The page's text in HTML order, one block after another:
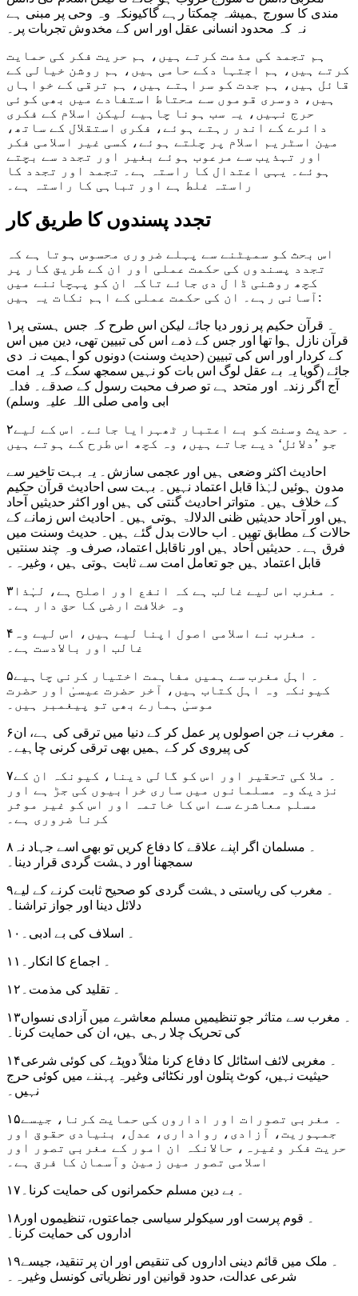
مندی کا سورج ہمیشہ چمکتا رہے گاکیونکہ وہ وحی پر مبنی ہے
نہ کہ محدود انسانی عقل اور اس کے مخدوش تجربات پر۔
ہم تجمد کی مذمت کرتے ہیں، ہم حریت فکر کی حمایت
کرتے ہیں، ہم اجتہا دکے حامی ہیں، ہم روشن خیالی کے
قائل ہیں، ہم جدت کو سراہتے ہیں، ہم ترقی کے خواہاں
ہیں، دوسری قوموں سے محتاط استفادے میں بھی کوئی
حرج نہیں، یہ سب ہونا چاہیے لیکن اسلام کے فکری
دائرے کے اندر رہتے ہوئے، فکری استقلال کے ساتھ،
مین اسٹریم اسلام پر چلتے ہوئے، کسی غیر اسلامی فکر
اور تہذیب سے مرعوب ہوئے بغیر اور تجدد سے بچتے
ہوئے۔ یہی اعتدال کا راستہ ہے۔ تجمد اور تجدد کا
راستہ غلط ہے اور تباہی کا راستہ ہے۔
تجدد پسندوں کا طریق کار
اس بحث کو سمیٹنے سے پہلے ضروری محسوس ہوتا ہے کہ
تجدد پسندوں کی حکمت عملی اور ان کے طریق کار پر
کچھ روشنی ڈا ل دی جائے تاکہ ان کو پہچاننے میں
آسانی رہے۔ ان کی حکمت عملی کے اہم نکات یہ ہیں:
۱۔ قرآن حکیم پر زور دیا جائے لیکن اس طرح کہ جس ہستی پر
قرآن نازل ہوا تھا اور جس کے ذمے اس کی تبیین تھی، دین میں اس
کے کردار اور اس کی تبیین (حدیث وسنت) دونوں کو اہمیت نہ دی
جائے (گویا یہ بے عقل لوگ اس بات کو نہیں سمجھ سکے کہ یہ امت
آج اگر زندہ اور متحد ہے تو صرف محبت رسول کے صدقے۔ فداہ
ابی وامی صلی اللہ علیہ وسلم)
۲۔ حدیث وسنت کو بے اعتبار ٹھہرایا جائے۔ اس کے لیے
جو ’دلائل‘ دیے جاتے ہیں، وہ کچھ اس طرح کے ہوتے ہیں
احادیث اکثر وضعی ہیں اور عجمی سازش۔ یہ بہت تاخیر سے
مدون ہوئیں لہٰذا قابل اعتماد نہیں۔ بہت سی احادیث قرآن حکیم
کے خلاف ہیں۔ متواتر احادیث گنتی کی ہیں اور اکثر حدیثیں آحاد
ہیں اور آحاد حدیثیں ظنی الدلالۃ ہوتی ہیں۔ احادیث اس زمانے کے
حالات کے مطابق تھیں۔ اب حالات بدل گئے ہیں۔ حدیث وسنت میں
فرق ہے۔ حدیثیں آحاد ہیں اور ناقابل اعتماد، صرف وہ چند سنتیں
۳۔ مغرب اس لیے غالب ہے کہ انفع اور اصلح ہے، لہٰذا
وہ خلافت ارضی کا حق دار ہے۔
۴۔ مغرب نے اسلامی اصول اپنا لیے ہیں، اس لیے وہ
غالب اور بالادست ہے۔
۵۔ اہل مغرب سے ہمیں مفاہمت اختیار کرنی چاہیے
کیونکہ وہ اہل کتاب ہیں، آخر حضرت عیسیٰ اور حضرت
موسیٰ ہمارے بھی تو پیغمبر ہیں۔
۶۔ مغرب نے جن اصولوں پر عمل کر کے دنیا میں ترقی کی ہے، ان
کی پیروی کر کے ہمیں بھی ترقی کرنی چاہیے۔
۷۔ ملا کی تحقیر اور اس کو گالی دینا، کیونکہ ان کے
نزدیک وہ مسلمانوں میں ساری خرابیوں کی جڑ ہے اور
مسلم معاشرے سے اس کا خاتمہ اور اس کو غیر موثر
کرنا ضروری ہے۔
۸۔ مسلمان اگر اپنے علاقے کا دفاع کریں تو بھی اسے جہاد نہ
سمجھنا اور دہشت گردی قرار دینا۔
۹۔ مغرب کی ریاستی دہشت گردی کو صحیح ثابت کرنے کے لیے
دلائل دینا اور جواز تراشنا۔
۱۰۔ اسلاف کی بے ادبی۔
۱۱۔ اجماع کا انکار۔
۱۲۔ تقلید کی مذمت۔
۱۳۔ مغرب سے متاثر جو تنظیمیں مسلم معاشرے میں آزادی نسواں
کی تحریک چلا رہی ہیں، ان کی حمایت کرنا۔
۱۴۔ مغربی لائف اسٹائل کا دفاع کرنا مثلاً دوپٹے کی کوئی شرعی
حیثیت نہیں، کوٹ پتلون اور نکٹائی وغیرہ پہننے میں کوئی حرج
نہیں۔
۱۵۔ مغربی تصورات اور اداروں کی حمایت کرنا، جیسے
جمہوریت، آزادی، رواداری، عدل، بنیادی حقوق اور
حریت فکر وغیرہ، حالانکہ ان امور کے مغربی تصور اور
اسلامی تصور میں زمین وآسمان کا فرق ہے۔
۱۷۔ بے دین مسلم حکمرانوں کی حمایت کرنا۔
۱۸۔ قوم پرست اور سیکولر سیاسی جماعتوں، تنظیموں اور
اداروں کی حمایت کرنا۔
۱۹۔ ملک میں قائم دینی اداروں کی تنقیص اور ان پر تنقید، جیسے
شرعی عدالت، حدود قوانین اور نظریاتی کونسل وغیرہ۔